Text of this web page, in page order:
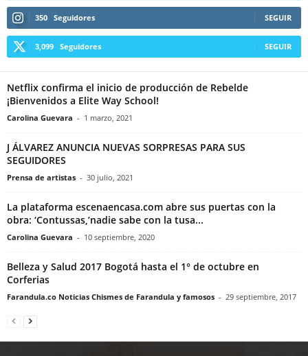
350 Seguidores SEGUIR
3,099 Seguidores SEGUIR
Netflix confirma el inicio de producción de Rebelde
¡Bienvenidos a Elite Way School!
Carolina Guevara - 1 marzo, 2021
J ÁLVAREZ ANUNCIA NUEVAS SORPRESAS PARA SUS
SEGUIDORES
Prensa de artistas - 30 julio, 2021
La plataforma escenaencasa.com abre sus puertas con la
obra: ‘Contussas,’nadie sabe con la tusa...
Carolina Guevara - 10 septiembre, 2020
Belleza y Salud 2017 Bogotá hasta el 1° de octubre en
Corferias
Farandula.co Noticias Chismes de Farandula y famosos - 29 septiembre, 2017